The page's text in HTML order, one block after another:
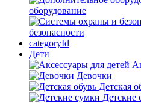
оборудование
безопасности
categoryId
Дети
Девочки
Детская
Детские